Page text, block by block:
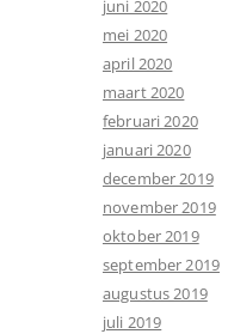
juni 2020
mei 2020
april 2020
maart 2020
februari 2020
januari 2020
december 2019
november 2019
oktober 2019
september 2019
augustus 2019
juli 2019